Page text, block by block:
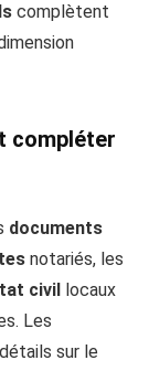
complètent
compléter
documents
notariés, les
civil
locaux
Les
sur le